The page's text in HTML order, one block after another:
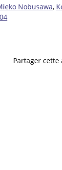
Nobusawa,
Partager cette